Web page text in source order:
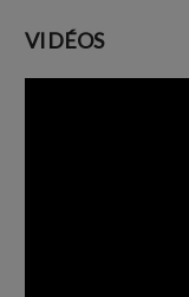
VIDÉOS